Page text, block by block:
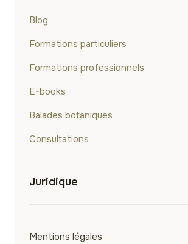
Blog
Formations particuliers
Formations professionnels
E-books
Balades botaniques
Consultations
Juridique
Mentions légales